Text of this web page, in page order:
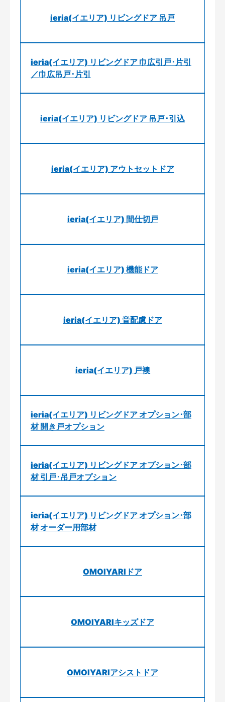
ieria(イエリア) リビングドア 吊戸
ieria(イエリア) リビングドア 巾広引戸･片引
／巾広吊戸･片引
ieria(イエリア) リビングドア 吊戸･引込
ieria(イエリア) アウトセットドア
ieria(イエリア) 間仕切戸
ieria(イエリア) 機能ドア
ieria(イエリア) 音配慮ドア
ieria(イエリア) 戸襖
ieria(イエリア) リビングドア オプション･部
材 開き戸オプション
ieria(イエリア) リビングドア オプション･部
材 引戸･吊戸オプション
ieria(イエリア) リビングドア オプション･部
材 オーダー用部材
OMOIYARIドア
OMOIYARIキッズドア
OMOIYARIアシストドア